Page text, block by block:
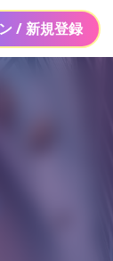
/ 新規登録